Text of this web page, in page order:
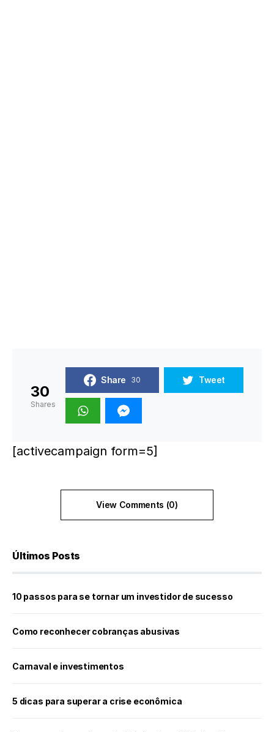
30
Shares
Share 30 Tweet
[activecampaign form=5]
View Comments (0)
Últimos Posts
10 passos para se tornar um investidor de sucesso
Como reconhecer cobranças abusivas
Carnaval e investimentos
5 dicas para superar a crise econômica